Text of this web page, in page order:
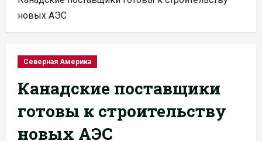
новых АЭС
Северная Америка
Канадские поставщики
готовы к строительству
новых АЭС